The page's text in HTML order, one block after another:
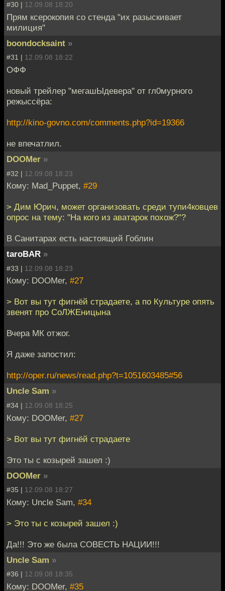
#30 | 12.09.08 18:20
Прям ксерокопия со стенда "их разыскивает
милиция"
boondocksaint »
#31 | 12.09.08 18:22
ОФФ
новый трейлер "мегашЫдевера" от гл0мурного
режыссёра:
http://kino-govno.com/comments.php?id=19366
не впечатлил.
DOOMer »
#32 | 12.09.08 18:23
Кому: Mad_Puppet, #29
> Дим Юрич, может организовать среди тупи4ковцев
опрос на тему: "На кого из аватарок похож?"?
В Санитарах есть настоящий Гоблин
taroBAR »
#33 | 12.09.08 18:23
Кому: DOOMer, #27
> Вот вы тут фигнёй страдаете, а по Культуре опять
звенят про СоЛЖЕницына
Вчера МК отжог.
Я даже запостил:
http://oper.ru/news/read.php?t=1051603485#56
Uncle Sam »
#34 | 12.09.08 18:25
Кому: DOOMer, #27
> Вот вы тут фигнёй страдаете
Это ты с козырей зашел :)
DOOMer »
#35 | 12.09.08 18:27
Кому: Uncle Sam, #34
> Это ты с козырей зашел :)
Да!!! Это же была СОВЕСТЬ НАЦИИ!!!
Uncle Sam »
#36 | 12.09.08 18:35
Кому: DOOMer, #35